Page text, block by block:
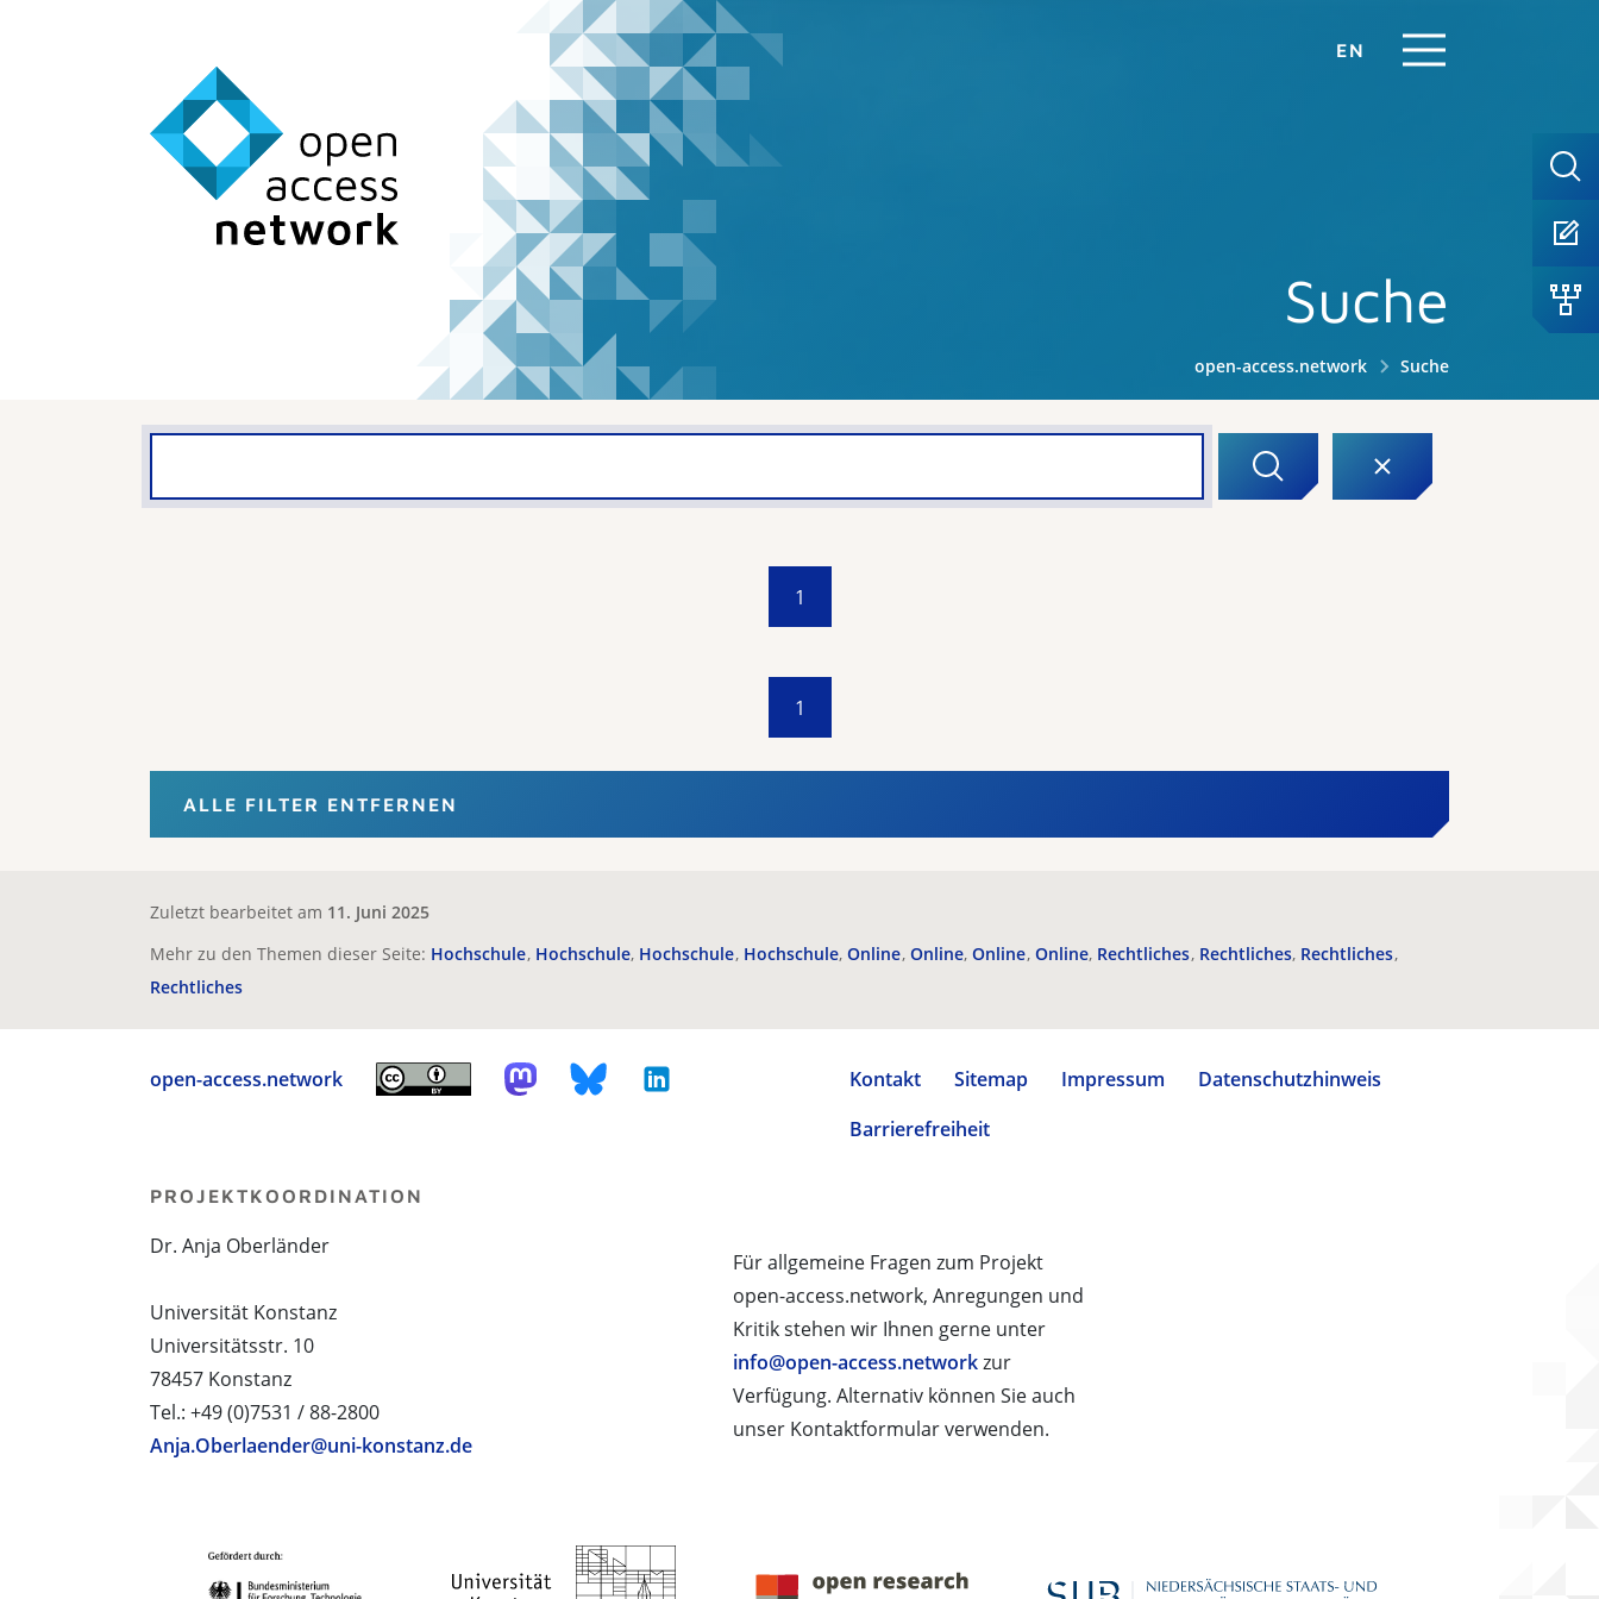
EN
Suche
open-access.network Suche
1
1
ALLE FILTER ENTFERNEN
Zuletzt bearbeitet am 11. Juni 2025
Mehr zu den Themen dieser Seite: Hochschule Hochschule Hochschule Hochschule Online Online Online Online Rechtliches Rechtliches Rechtliches
Rechtliches
open-access.network Kontakt Sitemap Impressum
Datenschutzhinweis
Barrierefreiheit
Für allgemeine Fragen zum Projekt
open-access.network, Anregungen und
Kritik stehen wir Ihnen gerne unter
info@open-access.networkzur
Verfügung. Alternativ können Sie auch
unser Kontaktformular verwenden.
PROJEKTKOORDINATION
Dr. Anja Oberländer
Universität Konstanz
Universitätsstr. 10
78457 Konstanz
Tel.: +49 (0)7531 / 88-2800
Anja.Oberlaender@uni-konstanz.de